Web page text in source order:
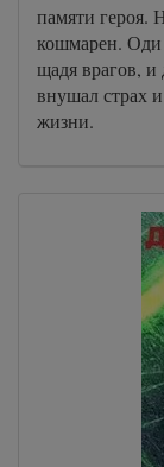
памяти героя.
кошмарен. Оди
щадя врагов,
внушал страх
жизни.